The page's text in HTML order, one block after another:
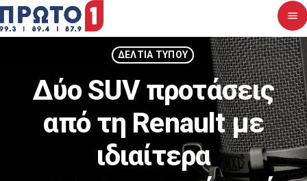
menu
close
Αρχική
Σχετικά με εμάς
ΔΕΛΤΙΑ ΤΥΠΟΥ
Δύο SUV προτάσεις
από τη Renault με
ιδιαίτερα